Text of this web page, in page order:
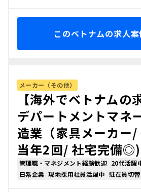
このベトナムの求人
メーカー（その他）
【海外でベトナムの
デパートメントマネ
造業（家具メーカー/
当年2回/ 社宅完備◎)
管理職・マネジメント経験歓迎 20代活躍
日系企業 現地採用社員活躍中 駐在員切替